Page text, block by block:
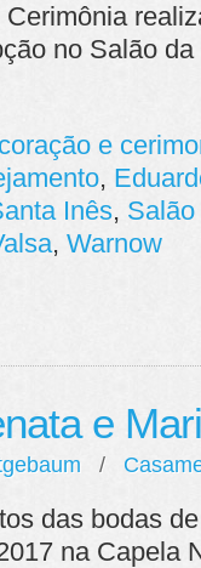
no Salão
e
,
Inês,
, Warnow
e
/
das bodas
na Capela